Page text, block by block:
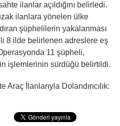
ilanlar açıldığını belirledi.
ilanlara yönelen ülke
şüphelilerin yakalanması
8 ilde belirlenen adreslere eş
11 şüpheli,
işlemlerinin sürdüğü belirtildi.
Araç İlanlarıyla Dolandırıcılık: